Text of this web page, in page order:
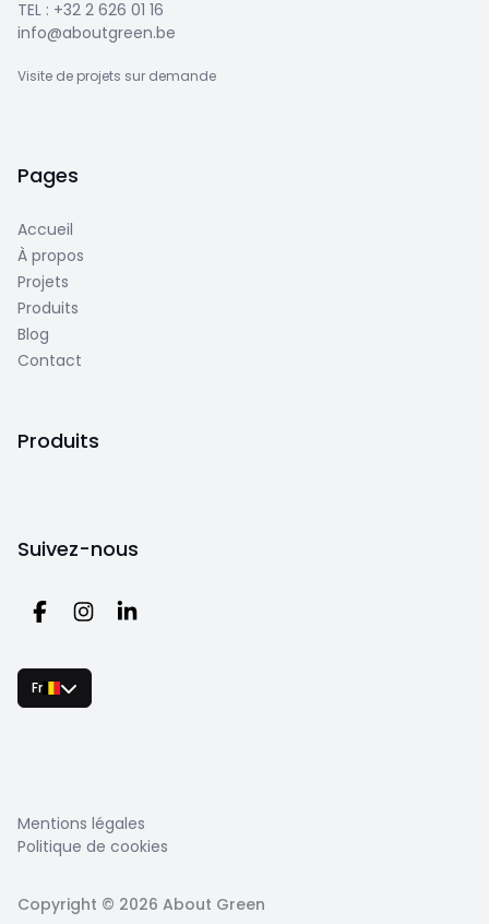
TEL : +32 2 626 01 16
info@aboutgreen.be
Visite de projets sur demande
Pages
Accueil
À propos
Projets
Produits
Blog
Contact
Produits
Suivez-nous
Fr
Mentions légales
Politique de cookies
Copyright © 2026 About Green